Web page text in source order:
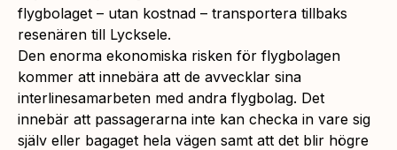
flygbolaget – utan kostnad – transportera tillbaks
resenären till Lycksele.
Den enorma ekonomiska risken för flygbolagen
kommer att innebära att de avvecklar sina
interlinesamarbeten med andra flygbolag. Det
innebär att passagerarna inte kan checka in vare sig
själv eller bagaget hela vägen samt att det blir högre